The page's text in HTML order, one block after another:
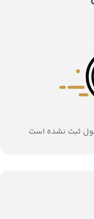
ثبت نشده است